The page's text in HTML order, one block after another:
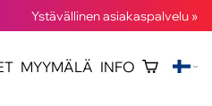
Ystävällinen asiakaspalvelu »
MYYMÄLÄ INFO